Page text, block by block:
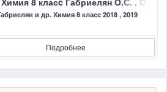
и др. Химия 8 класc 2018 , 2019
Подробнее